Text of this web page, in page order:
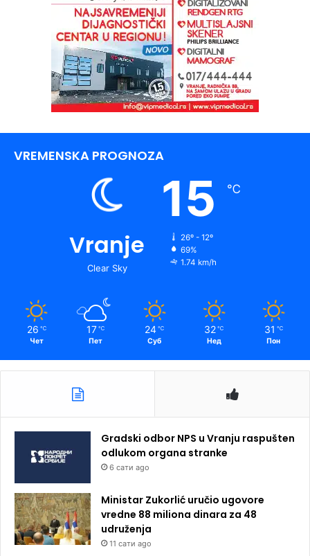
VREMENSKA PROGNOZA
Vranje
Clear Sky
15 ℃
26º - 12º
69%
1.74 km/h
26 ℃
Чет
17 ℃
Пет
24 ℃
Суб
32 ℃
Нед
31 ℃
Пон
Gradski odbor NPS u Vranju raspušten
odlukom organa stranke
6 сати ago
Ministar Zukorlić uručio ugovore
vredne 88 miliona dinara za 48
udruženja
11 сати ago